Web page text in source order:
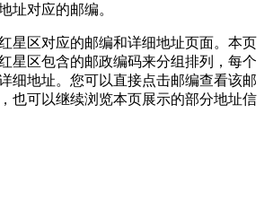
址对应的邮编。
星区对应的邮编和详细地址页面。本页
星区包含的邮政编码来分组排列，每个
细地址。您可以直接点击邮编查看该邮
也可以继续浏览本页展示的部分地址信